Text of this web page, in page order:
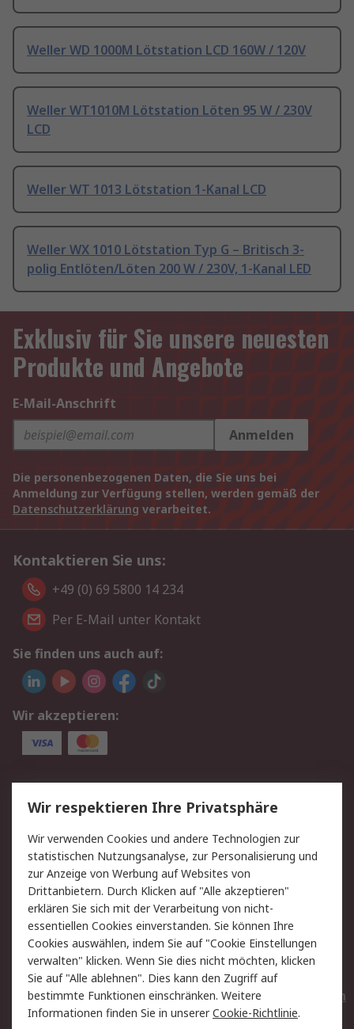
Weller WD 1000M Lötstation LCD 160W / 120V
Weller WT1010M Lötstation Löten 95 W / 230V
LCD
Weller WT 1013 Lötstation 1-Kanal LCD
Weller WX 1010 Lötstation Typ G – Britisch 3-
polig Entlöten/Löten 200 W / 230V, 1-Kanal LED
Exklusiv für Sie unsere neuesten
Produkte und Angebote
E-Mail-Anschrift
Anmelden
Die personenbezogenen Daten, die Sie uns bei
Anmeldung zur Verfügung stellen, werden gemäß der
Datenschutzerklärung verarbeitet.
Kontaktieren Sie uns:
+49 (0) 69 5800 14 234
Per E-Mail unter Kontakt
Sie finden uns auch auf:
Wir akzeptieren:
Service
Value Added Services
Lieferlösungen
Rücksendungen
Kontakt
Hilfe
Privatkunden
Rechtliches
AGB
Datenschutz
Cookie-Richtlinie
Zahlungsbedingungen
Copyright/Impressum
Entsorgung
Elektrogeräte/Batterien
Wir respektieren Ihre Privatsphäre
Wir verwenden Cookies und andere Technologien zur
statistischen Nutzungsanalyse, zur Personalisierung und
zur Anzeige von Werbung auf Websites von
Drittanbietern. Durch Klicken auf "Alle akzeptieren"
erklären Sie sich mit der Verarbeitung von nicht-
essentiellen Cookies einverstanden. Sie können Ihre
Cookies auswählen, indem Sie auf "Cookie Einstellungen
verwalten" klicken. Wenn Sie dies nicht möchten, klicken
Sie auf "Alle ablehnen". Dies kann den Zugriff auf
bestimmte Funktionen einschränken. Weitere
Informationen finden Sie in unsererCookie-Richtlinie.